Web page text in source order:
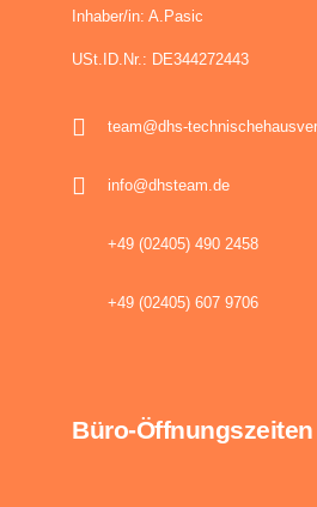
Inhaber/in: A.Pasic
USt.ID.Nr.: DE344272443
team@dhs-
info@dhsteam.de
+49 (02405) 490 2458
+49 (02405) 607 9706
Büro-Öffnungszeiten